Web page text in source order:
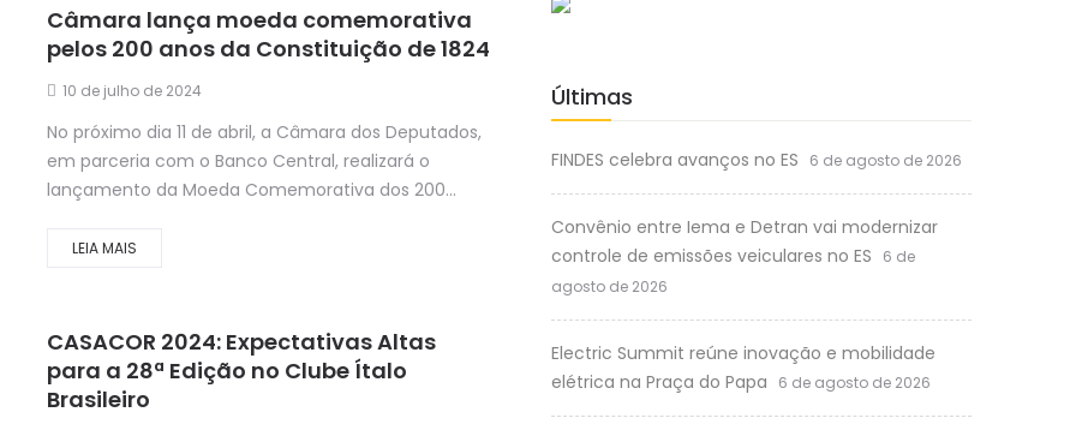
Câmara lança moeda comemorativa
pelos 200 anos da Constituição de 1824
10 de julho de 2024
No próximo dia 11 de abril, a Câmara dos Deputados,
em parceria com o Banco Central, realizará o
lançamento da Moeda Comemorativa dos 200...
LEIA MAIS
CASACOR 2024: Expectativas Altas
para a 28ª Edição no Clube Ítalo
Brasileiro
Últimas
FINDES celebra avanços no ES 6 de agosto de 2026
Convênio entre Iema e Detran vai modernizar
controle de emissões veiculares no ES
6 de
agosto de 2026
Electric Summit reúne inovação e mobilidade
elétrica na Praça do Papa
6 de agosto de 2026